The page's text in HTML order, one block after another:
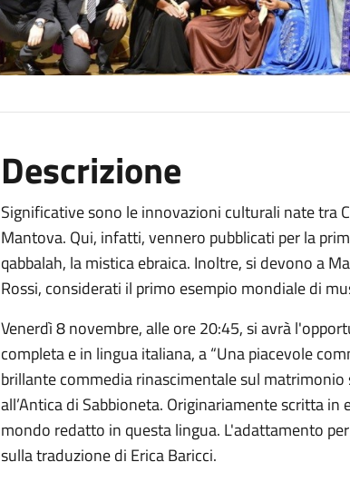
Descrizione
Significative sono le innovazioni culturali nate tra
Mantova. Qui, infatti, vennero pubblicati per la
qabbalah, la mistica ebraica. Inoltre, si devono a
Rossi, considerati il primo esempio mondiale di
Venerdì 8 novembre, alle ore 20:45, si avrà
completa e in lingua italiana, a “Una piacevole
brillante commedia rinascimentale sul
all’Antica di Sabbioneta. Originariamente scritta
mondo redatto in questa lingua. L'adattamento
sulla traduzione di Erica Baricci.